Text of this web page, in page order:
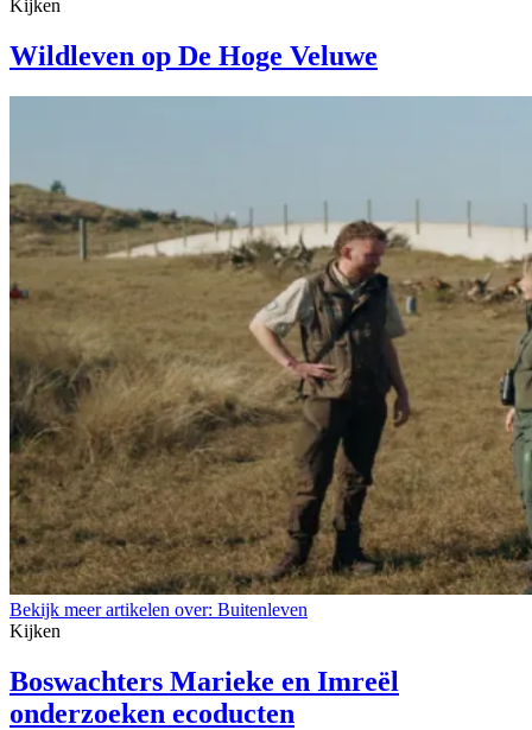
Kijken
Wildleven op De Hoge Veluwe
Bekijk meer artikelen over: Buitenleven
Kijken
Boswachters Marieke en Imreël
onderzoeken ecoducten